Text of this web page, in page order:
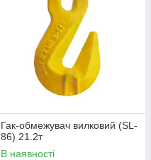
Гак-обмежувач вилковий (SL-
86) 21.2т
В наявності